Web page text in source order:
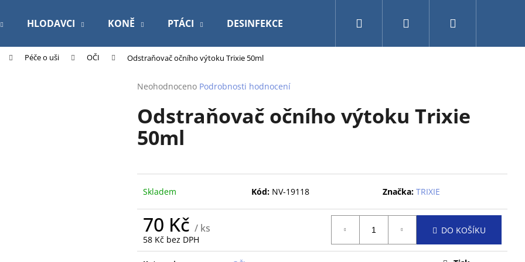
HLODAVCI KONĚ PTÁCI DESINFEKCE AKVARISTIKA A TERARISTIKA
Přihlášení
Péče o uši OČI Odstraňovač očního výtoku Trixie 50ml
Průměrné
produktu
je
0,0
z
Neohodnoceno Podrobnosti hodnocení
Odstraňovač očního výtoku Trixie
50ml
Skladem Kód: NV-19118 Značka: TRIXIE
70 Kč / ks
58 Kč bez DPH
Měrná
DO KOŠÍKU
Co potřebujete najít?
HLEDAT
PODLOŽKA 60X90CM MY FRIEND BAL